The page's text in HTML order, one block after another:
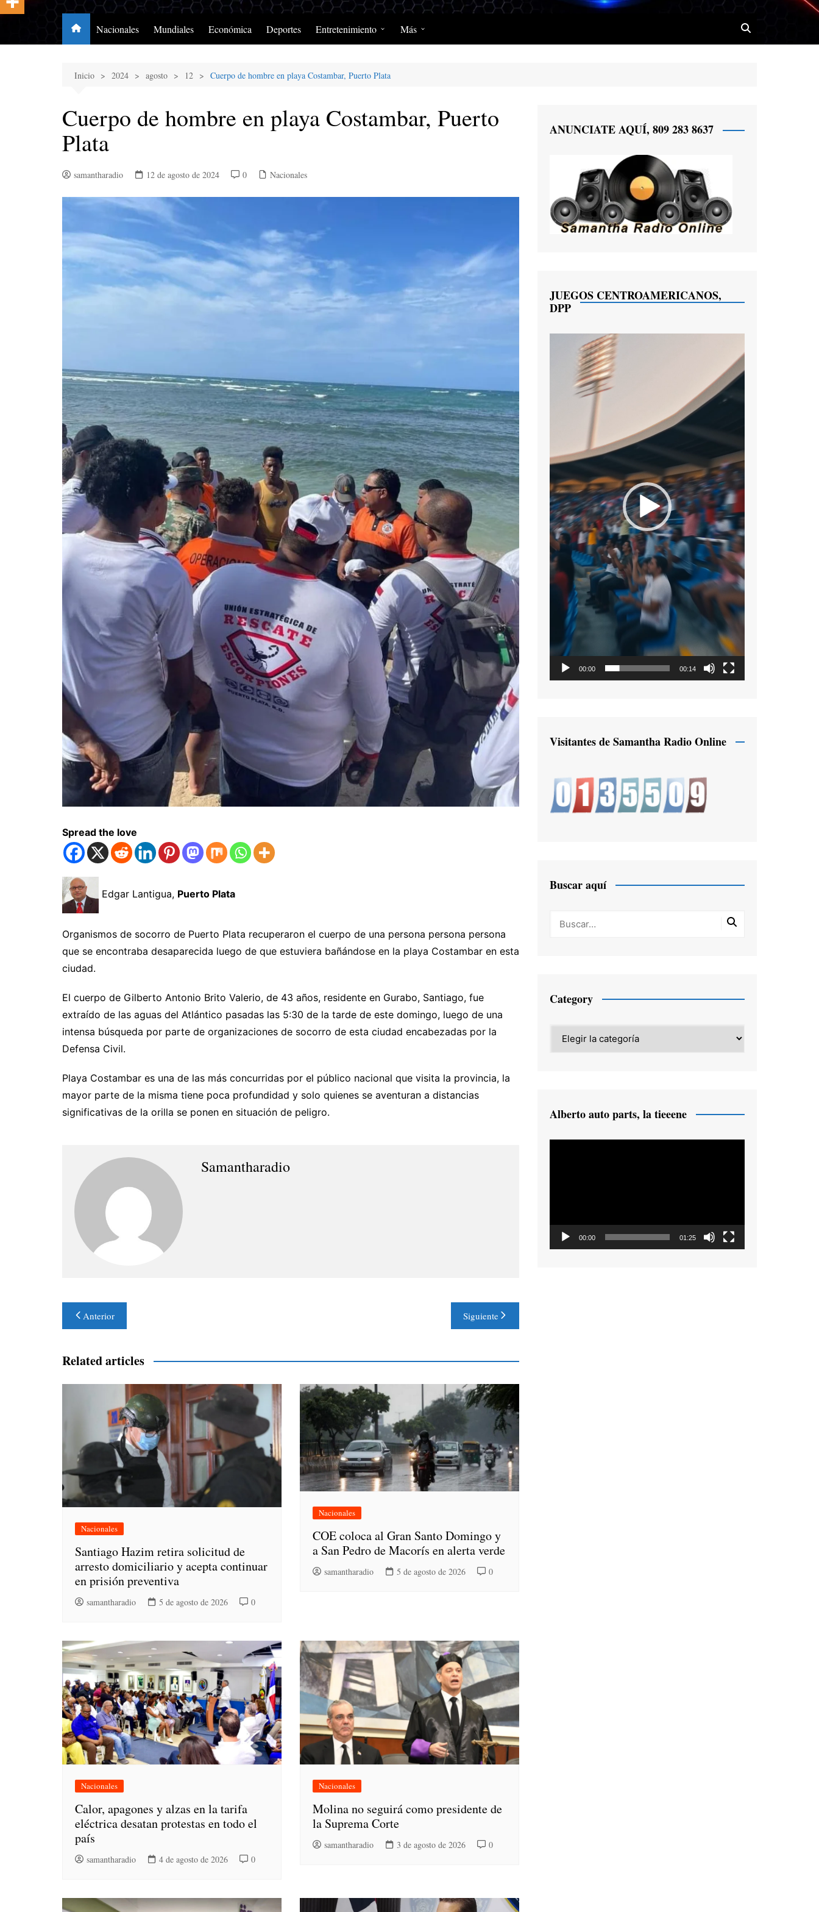
Nacionales Mundiales Económica Deportes Entretenimiento
MerengClásicos
Más
Inicio 2024 agosto 12 Cuerpo de hombre en playa Costambar, Puerto Plata
Cuerpo de hombre en playa Costambar, Puerto
Plata
samantharadio 12 de agosto de 2024 0 Nacionales
Spread the love
Edgar Lantigua, Puerto Plata
Organismos de socorro de Puerto Plata recuperaron el cuerpo de una persona persona persona
que se encontraba desaparecida luego de que estuviera bañándose en la playa Costambar en esta
ciudad.
El cuerpo de Gilberto Antonio Brito Valerio, de 43 años, residente en Gurabo, Santiago, fue
extraído de las aguas del Atlántico pasadas las 5:30 de la tarde de este domingo, luego de una
intensa búsqueda por parte de organizaciones de socorro de esta ciudad encabezadas por la
Defensa Civil.
Playa Costambar es una de las más concurridas por el público nacional que visita la provincia, la
mayor parte de la misma tiene poca profundidad y solo quienes se aventuran a distancias
significativas de la orilla se ponen en situación de peligro.
Samantharadio
Navegación
de
entradas
Anterior Siguiente
Related articles
Nacionales
Santiago Hazim retira solicitud de
arresto domiciliario y acepta continuar
en prisión preventiva
samantharadio 5 de agosto de 2026 0
Nacionales
COE coloca al Gran Santo Domingo y
a San Pedro de Macorís en alerta verde
samantharadio 5 de agosto de 2026 0
Nacionales
Calor, apagones y alzas en la tarifa
eléctrica desatan protestas en todo el
país
samantharadio 4 de agosto de 2026 0
Nacionales
Molina no seguirá como presidente de
la Suprema Corte
samantharadio 3 de agosto de 2026 0
ANUNCIATE AQUÍ, 809 283 8637
JUEGOS CENTROAMERICANOS,
DPP
Reproductor
00:00 00:14
Visitantes de Samantha Radio Online
Buscar aquí
Category
Alberto auto parts, la tieeene
00:00 01:25